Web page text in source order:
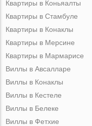
Квартиры в Коньяалты
Квартиры в Стамбуле
Квартиры в Конаклы
Квартиры в Мерсине
Квартиры в Мармарисе
Виллы в Авсалларе
Виллы в Конаклы
Виллы в Кестеле
Виллы в Белеке
Виллы в Фетхие